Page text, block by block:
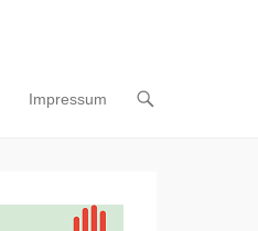
Impressum